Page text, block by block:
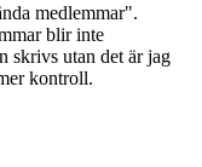
medlemmar".
blir inte
skrivs utan det är jag
kontroll.